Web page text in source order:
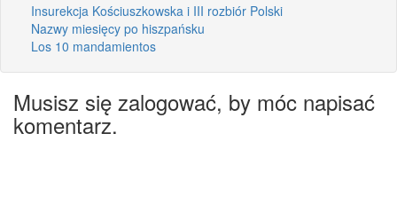
Insurekcja Kościuszkowska i III rozbiór Polski
Nazwy miesięcy po hiszpańsku
Los 10 mandamientos
Musisz się zalogować, by móc napisać
komentarz.